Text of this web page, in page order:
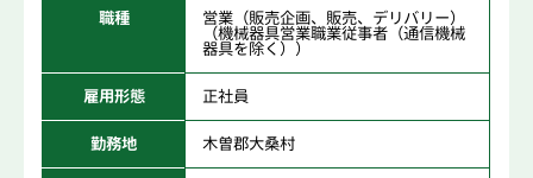
職種 営業（販売企画、販売、デリバリー）
（機械器具営業職業従事者（通信機械
器具を除く））
雇用形態 正社員
勤務地 木曽郡大桑村